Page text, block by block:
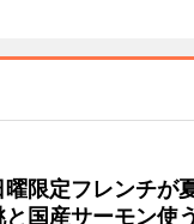
限定フレンチが
国産サーモン使